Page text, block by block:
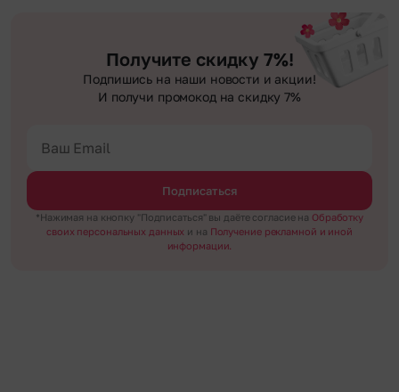
Получите скидку 7%!
Подпишись на наши новости и акции!
И получи промокод на скидку 7%
Подписаться
*Нажимая на кнопку "Подписаться" вы даёте согласие на Обработку
своих персональных данных и на Получение рекламной и иной
информации.